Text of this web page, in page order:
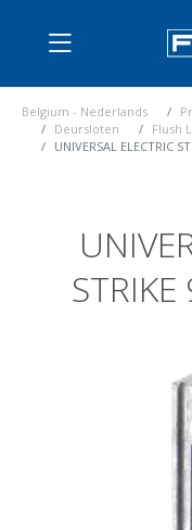
Belgium - Nederlands
Deursloten
Flush
UNIVERSAL ELECTRIC